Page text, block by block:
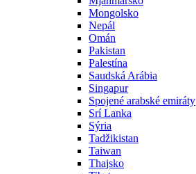
Mongolsko
Nepál
Omán
Pakistan
Palestína
Saudská Arábia
Singapur
Spojené arabské emiráty
Srí Lanka
Sýria
Tadžikistan
Taiwan
Thajsko